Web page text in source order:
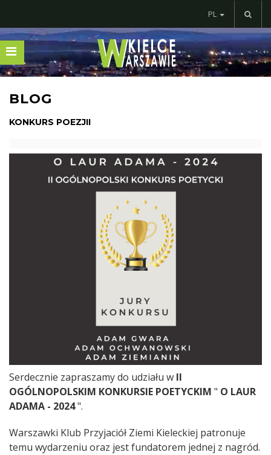
PL
BLOG
KONKURS POEZJII
Serdecznie zapraszamy do udziału w II
OGÓLNOPOLSKIM KONKURSIE POETYCKIM " O LAUR
ADAMA - 2024".
Warszawki Klub Przyjaciół Ziemi Kieleckiej patronuje
temu wydarzeniu oraz jest fundatorem jednej z nagród.